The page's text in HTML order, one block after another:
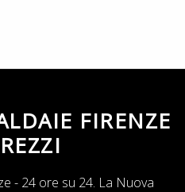
FIRENZE
- 24 ore su 24. La Nuova